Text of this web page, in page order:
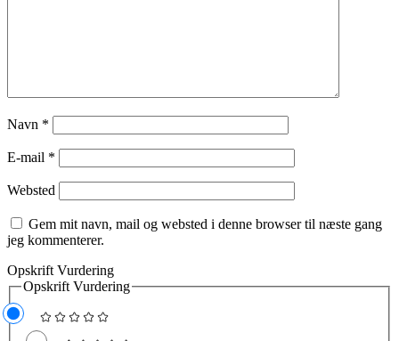
Navn *
E-mail *
Websted
Gem mit navn, mail og websted i denne browser til næste gang
jeg kommenterer.
Opskrift Vurdering
Opskrift Vurdering